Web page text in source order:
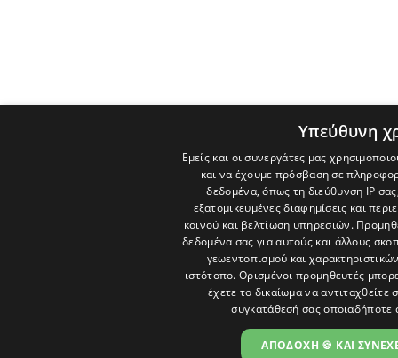
Υπεύθυνη
Εμείς και οι συνεργάτες μας
και να έχουμε πρόσβαση σε
δεδομένα, όπως τη διεύθυνση IP
εξατομικευμένες διαφημίσεις και
κοινού και βελτίωση υπηρεσιών.
δεδομένα σας για αυτούς και άλλους
γεωεντοπισμού και
ιστότοπο. Ορισμένοι προμηθευτές
έχετε το δικαίωμα να αντιταχθείτε
συγκατάθεσή σας οποιαδήποτε
ΑΠΟΔΟΧΗ 🍪 ΚΑΙ